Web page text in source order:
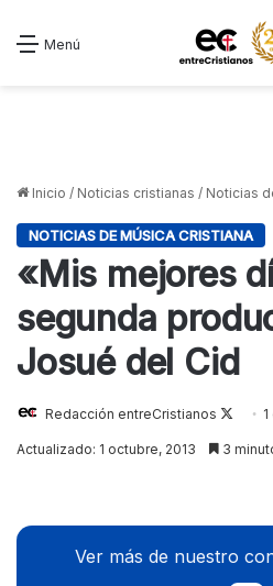
Menú
Inicio / Noticias cristianas / Noticias
NOTICIAS DE MÚSICA CRISTIANA
«Mis mejores
segunda
Josué del Cid
Redacción entreCristianos
on
Actualizado: 1 octubre, 2013 3
Ver más de nuestro